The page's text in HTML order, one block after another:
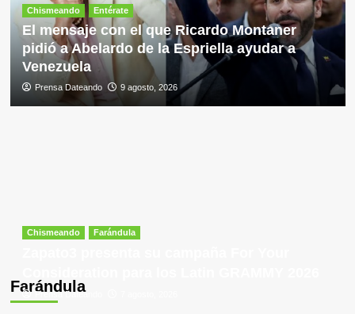
Chismeando Entérate
El mensaje con el que Ricardo Montaner
pidió a Abelardo de la Espriella ayudar a
Venezuela
Prensa Dateando 9 agosto, 2026
Farándula
Chismeando Farándula
Prensa Dateando